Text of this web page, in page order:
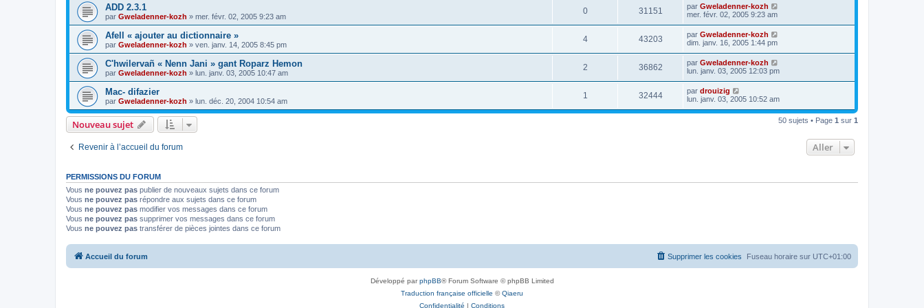
ADD 2.3.1
par Gweladenner-kozh » mer. févr. 02, 2005 9:23 am
0 31151 par Gweladenner-kozh
mer. févr. 02, 2005 9:23 am
Afell « ajouter au dictionnaire »
par Gweladenner-kozh » ven. janv. 14, 2005 8:45 pm
4 43203 par Gweladenner-kozh
dim. janv. 16, 2005 1:44 pm
C'hwilervañ « Nenn Jani » gant Roparz Hemon
par Gweladenner-kozh » lun. janv. 03, 2005 10:47 am
2 36862 par Gweladenner-kozh
lun. janv. 03, 2005 12:03 pm
Mac- difazier
par Gweladenner-kozh » lun. déc. 20, 2004 10:54 am
1 32444 par drouizig
lun. janv. 03, 2005 10:52 am
Nouveau sujet 50 sujets • Page 1 sur 1
Revenir à l’accueil du forum Aller
PERMISSIONS DU FORUM
Vous ne pouvez pas publier de nouveaux sujets dans ce forum
Vous ne pouvez pas répondre aux sujets dans ce forum
Vous ne pouvez pas modifier vos messages dans ce forum
Vous ne pouvez pas supprimer vos messages dans ce forum
Vous ne pouvez pas transférer de pièces jointes dans ce forum
Accueil du forum Fuseau horaire sur UTC+01:00
Supprimer les cookies
Développé parphpBB® Forum Software © phpBB Limited
Traduction française officielle ©Qiaeru
Confidentialité | Conditions